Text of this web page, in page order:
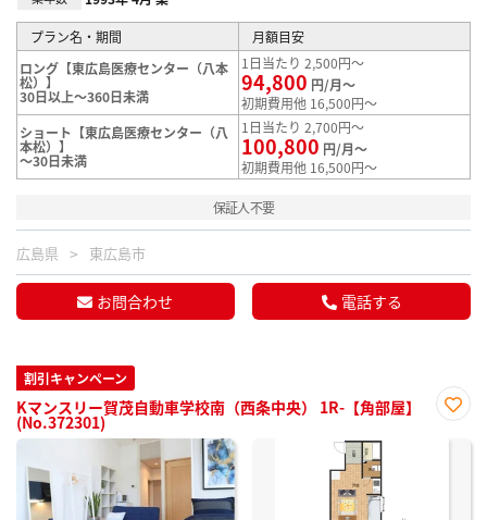
プラン名・期間
月額目安
ロング【東広島医療センター（八本
松）】
30日以上～360日未満
1日当たり 2,500円～
94,800 円/月～
初期費用他 16,500円～
ショート【東広島医療センター（八
本松）】
～30日未満
1日当たり 2,700円～
100,800 円/月～
初期費用他 16,500円～
保証人不要
広島県 東広島市
お問合わせ 電話する
割引キャンペーン
Kマンスリー賀茂自動車学校南（西条中央） 1R-【角部屋】
(No.372301)
に入